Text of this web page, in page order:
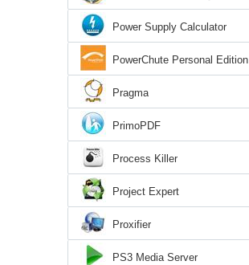
Power Supply Calculator
PowerChute Personal Edition
Pragma
PrimoPDF
Process Killer
Project Expert
Proxifier
PS3 Media Server